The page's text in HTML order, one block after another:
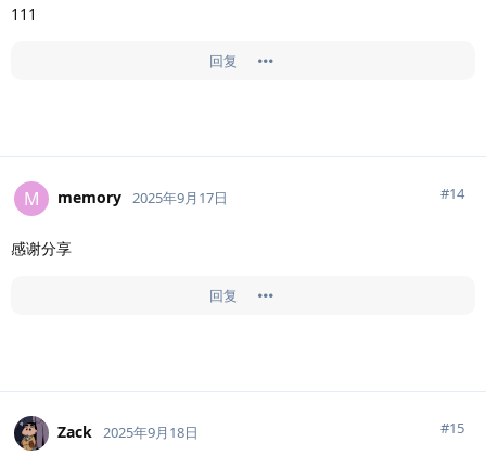
111
回复
M memory 2025年9月17日 #14
感谢分享
回复
Zack 2025年9月18日 #15